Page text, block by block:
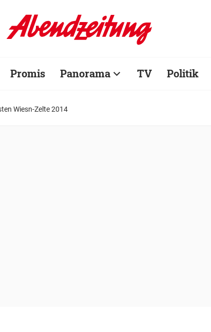
Promis Panorama TV Politik
Wiesn-Zelte 2014